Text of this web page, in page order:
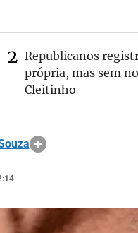
Republicanos
própria, mas sem
Cleitinho